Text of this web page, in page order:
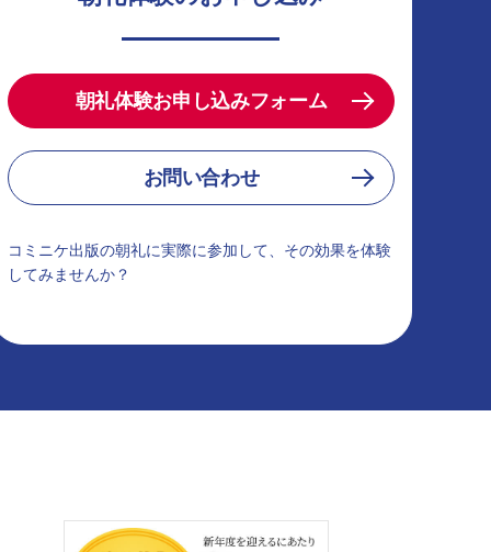
朝礼体験お申し込みフォーム
お問い合わせ
コミニケ出版の朝礼に実際に参加して、その効果を体験
してみませんか？